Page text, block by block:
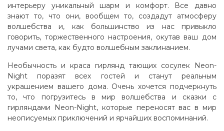
интерьеру уникальный шарм и комфорт. Все давно
знают то, что они, вообщем то, создадут атмосферу
волшебства и, как большинство из нас привыкло
говорить, торжественного настроения, окутав ваш дом
лучами света, как будто волшебным заклинанием.
Необычность и краса гирлянд тающих сосулек Neon-
Night поразят всех гостей и станут реальным
украшением вашего дома. Очень хочется подчеркнуть
то, что погрузитесь в мир волшебства и сказки с
гирляндами Neon-Night, которые переносят вас в мир
неописуемых приключений и ярчайших воспоминаний.